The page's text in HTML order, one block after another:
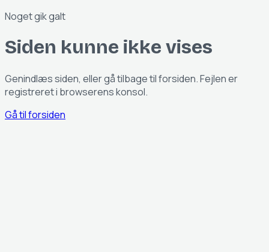
Noget gik galt
Siden kunne ikke vises
Genindlæs siden, eller gå tilbage til forsiden. Fejlen er
registreret i browserens konsol.
Gå til forsiden